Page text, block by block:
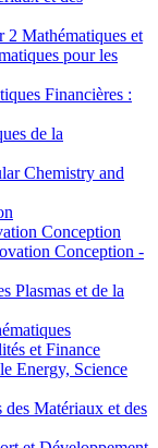
Mathématiques et
pour les
Financières :
de la
Chemistry and
Conception
Conception -
Plasmas et de la
et Finance
Energy, Science
Matériaux et des